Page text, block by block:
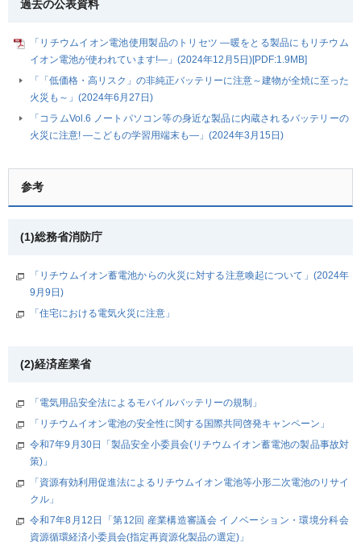
過去の公表資料
「リチウムイオン電池使用製品のトリセツ ―暖をとる製品にもリチウム
イオン電池が使われています!―」(2024年12月5日)[PDF:1.9MB]
「「低価格・高リスク」の非純正バッテリーに注意～建物が全焼に至った
火災も～」(2024年6月27日)
「コラムVol.6 ノートパソコン等の身近な製品に内蔵されるバッテリーの
火災に注意! ―こどもの学習用端末も―」(2024年3月15日)
参考
(1)総務省消防庁
「リチウムイオン蓄電池からの火災に対する注意喚起について」(2024年
9月9日)
「住宅における電気火災に注意」
(2)経済産業省
「電気用品安全法によるモバイルバッテリーの規制」
「リチウムイオン電池の安全性に関する国際共同啓発キャンペーン」
令和7年9月30日「製品安全小委員会(リチウムイオン蓄電池の製品事故対
策)」
「資源有効利用促進法によるリチウムイオン電池等小形二次電池のリサイ
クル」
令和7年8月12日「第12回 産業構造審議会 イノベーション・環境分科会
資源循環経済小委員会(指定再資源化製品の選定)」